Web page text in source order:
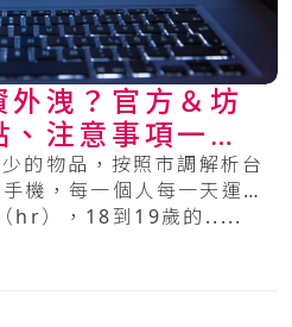
洩？官方＆坊
注意事項一次
的物品，按照市調解析台
機，每一個人每一天運用
hr），18到19歲的.....